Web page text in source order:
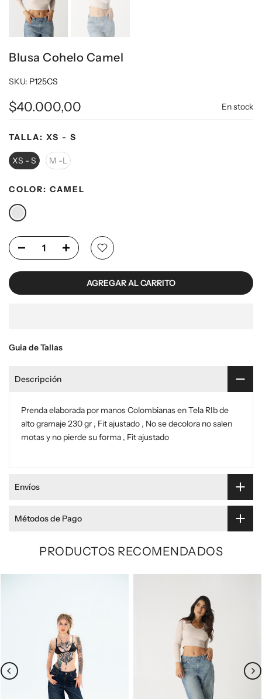
Blusa Cohelo Camel
SKU: P125CS
$40.000,00 En stock
TALLA: XS - S
XS - S M -L
COLOR: CAMEL
AGREGAR AL CARRITO
Guia de Tallas
Descripción
Prenda elaborada por manos Colombianas en Tela RIb de
alto gramaje 230 gr , Fit ajustado , No se decolora no salen
motas y no pierde su forma , Fit ajustado
Envíos
Métodos de Pago
PRODUCTOS RECOMENDADOS